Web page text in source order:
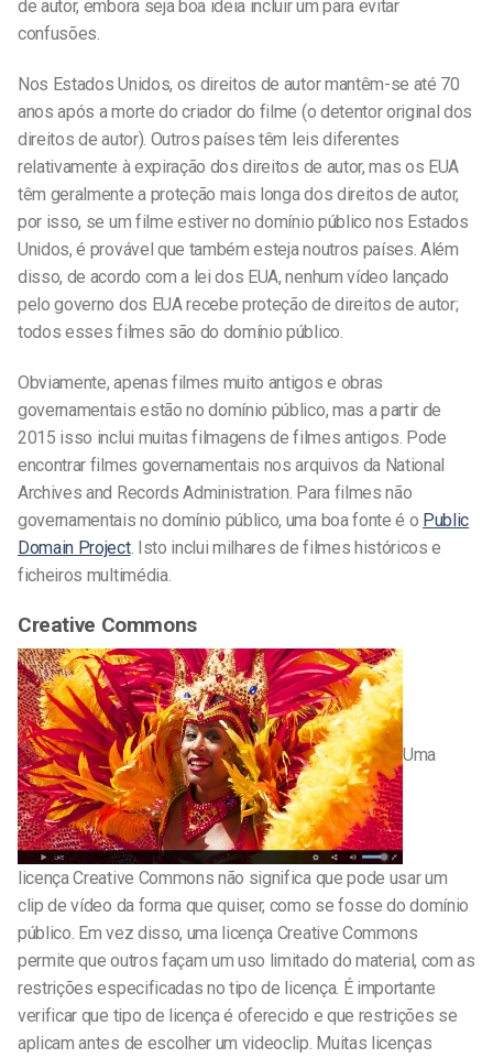
de autor, embora seja boa ideia incluir um para evitar
confusões.
Nos Estados Unidos, os direitos de autor mantêm-se até 70
anos após a morte do criador do filme (o detentor original dos
direitos de autor). Outros países têm leis diferentes
relativamente à expiração dos direitos de autor, mas os EUA
têm geralmente a proteção mais longa dos direitos de autor,
por isso, se um filme estiver no domínio público nos Estados
Unidos, é provável que também esteja noutros países. Além
disso, de acordo com a lei dos EUA, nenhum vídeo lançado
pelo governo dos EUA recebe proteção de direitos de autor;
todos esses filmes são do domínio público.
Obviamente, apenas filmes muito antigos e obras
governamentais estão no domínio público, mas a partir de
2015 isso inclui muitas filmagens de filmes antigos. Pode
encontrar filmes governamentais nos arquivos da National
Archives and Records Administration. Para filmes não
governamentais no domínio público, uma boa fonte é o Public
Domain Project. Isto inclui milhares de filmes históricos e
ficheiros multimédia.
Creative Commons
Uma
licença Creative Commons não significa que pode usar um
clip de vídeo da forma que quiser, como se fosse do domínio
público. Em vez disso, uma licença Creative Commons
permite que outros façam um uso limitado do material, com as
restrições especificadas no tipo de licença. É importante
verificar que tipo de licença é oferecido e que restrições se
aplicam antes de escolher um videoclip. Muitas licenças